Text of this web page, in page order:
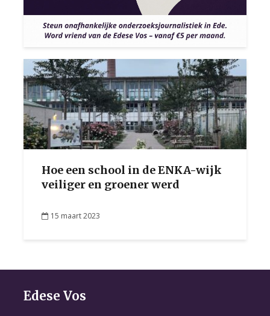
Hoe een school in de ENKA-wijk
veiliger en groener werd
15 maart 2023
Edese Vos